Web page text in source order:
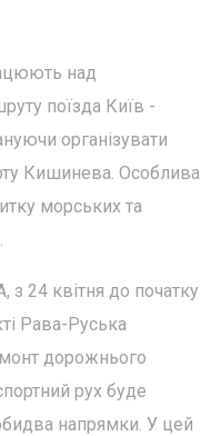
над
поїзда Київ -
організувати
Кишинева. Особлива
морських та
з 24 квітня до початку
Рава-Руська
дорожнього
рух буде
напрямки. У цей